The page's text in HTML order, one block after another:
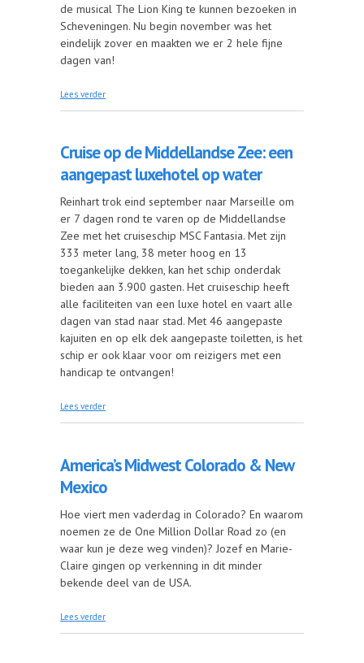
de musical The Lion King te kunnen bezoeken in
Scheveningen. Nu begin november was het
eindelijk zover en maakten we er 2 hele fijne
dagen van!
Lees verder
Cruise op de Middellandse Zee: een
aangepast luxehotel op water
Reinhart trok eind september naar Marseille om
er 7 dagen rond te varen op de Middellandse
Zee met het cruiseschip MSC Fantasia. Met zijn
333 meter lang, 38 meter hoog en 13
toegankelijke dekken, kan het schip onderdak
bieden aan 3.900 gasten. Het cruiseschip heeft
alle faciliteiten van een luxe hotel en vaart alle
dagen van stad naar stad. Met 46 aangepaste
kajuiten en op elk dek aangepaste toiletten, is het
schip er ook klaar voor om reizigers met een
handicap te ontvangen!
Lees verder
America’s Midwest Colorado & New
Mexico
Hoe viert men vaderdag in Colorado? En waarom
noemen ze de One Million Dollar Road zo (en
waar kun je deze weg vinden)? Jozef en Marie-
Claire gingen op verkenning in dit minder
bekende deel van de USA.
Lees verder